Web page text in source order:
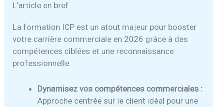
L’article en bref
La formation ICP est un atout majeur pour booster
votre carrière commerciale en 2026 grâce à des
compétences ciblées et une reconnaissance
professionnelle.
Dynamisez vos compétences commerciales :
Approche centrée sur le client idéal pour une